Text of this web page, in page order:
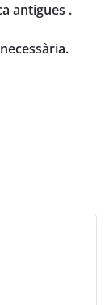
antigues .